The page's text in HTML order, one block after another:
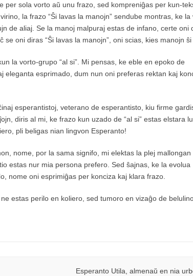
per sola vorto aŭ unu frazo, sed kompreniĝas per kun-
la frazo “Ŝi lavas la manojn” sendube montras, ke la
de aliaj. Se la manoj malpuraj estas de infano, certe oni
se oni diras “Ŝi lavas la manojn”, oni scias, kies manojn ŝi
la vorto-grupo “al si”. Mi pensas, ke eble en epoko de
eleganta esprimado, dum nun oni preferas rektan kaj
esperantistoj, veterano de esperantisto, kiu firme
diris al mi, ke frazo kun uzado de “al si” estas elstara
pli beligas nian lingvon Esperanto!
nome, por la sama signifo, mi elektas la plej mallongan
estas nur mia persona prefero. Sed ŝajnas, ke la evolua
nome oni esprimiĝas per konciza kaj klara frazo.
estas perilo en koliero, sed tumoro en vizaĝo de
Esperanto Utila, almenaŭ en nia